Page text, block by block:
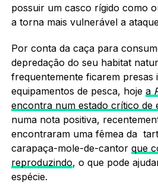
possuir um casco rígido como
a torna mais vulnerável a
Por conta da caça para
depredação do seu habitat
frequentemente ficarem presas
equipamentos de pesca, hoje a
encontra num estado crítico de
numa nota positiva,
encontraram uma fêmea da
carapaça-mole-de-cantor que
reproduzindo, o que pode
espécie.